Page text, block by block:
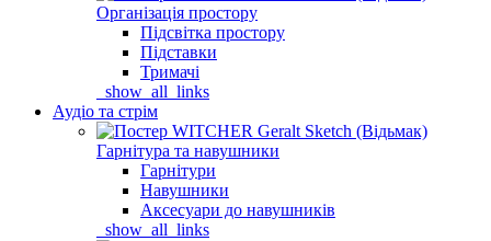
Організація простору
Підсвітка простору
Підставки
Тримачі
_show_all_links
Аудіо та стрім
Гарнітура та навушники
Гарнітури
Навушники
Аксесуари до навушників
_show_all_links